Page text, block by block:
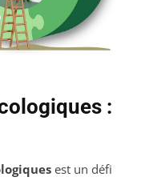
:
est un défi